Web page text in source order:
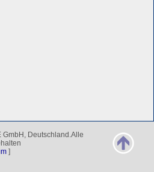
Deutschland.Alle
]